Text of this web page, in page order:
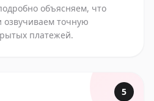
объясняем, что
озвучиваем точную
платежей.
5